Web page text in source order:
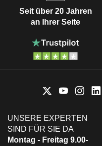
Seit über 20 Jahren
an Ihrer Seite
UNSERE EXPERTEN
SIND FÜR SIE DA
Montag - Freitag 9.00-